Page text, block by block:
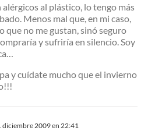
alérgicos al plástico, lo tengo más
Menos mal que, en mi caso,
que no me gustan, sinó seguro
y sufriría en silencio. Soy
y cuídate mucho que el invierno
diciembre 2009 en 22:41